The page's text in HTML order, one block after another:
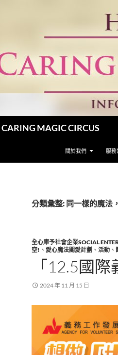
MAGIC CIRCUS
關於我們 服務
分類彙整: 同一樣的魔法
全心庫予社會企業SOCIAL
空! 、 愛心魔法關愛計劃 、 活動 、
「12.5國
2024 年 11 月 15 日